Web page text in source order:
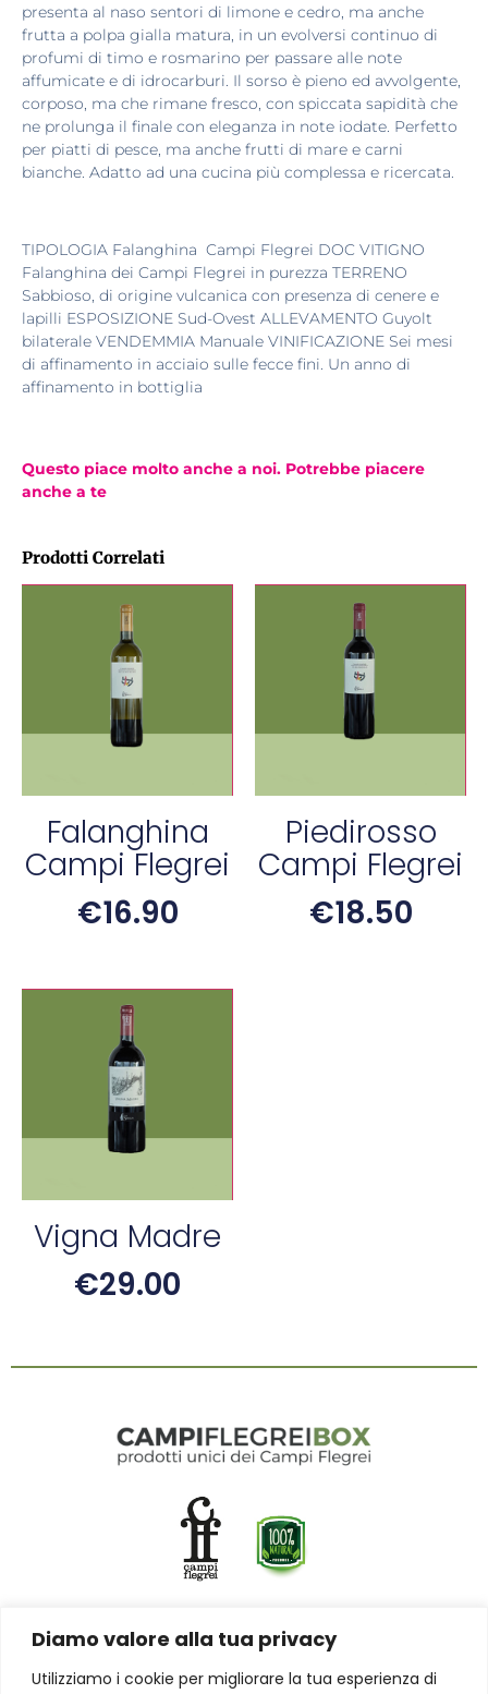
Diamo valore alla tua privacy
Utilizziamo i cookie per migliorare la tua esperienza di
presenta al naso sentori di limone e cedro, ma anche
frutta a polpa gialla matura, in un evolversi continuo di
profumi di timo e rosmarino per passare alle note
affumicate e di idrocarburi. Il sorso è pieno ed avvolgente,
corposo, ma che rimane fresco, con spiccata sapidità che
ne prolunga il finale con eleganza in note iodate. Perfetto
per piatti di pesce, ma anche frutti di mare e carni
bianche. Adatto ad una cucina più complessa e ricercata.
TIPOLOGIA Falanghina Campi Flegrei DOC VITIGNO
Falanghina dei Campi Flegrei in purezza TERRENO
Sabbioso, di origine vulcanica con presenza di cenere e
lapilli ESPOSIZIONE Sud-Ovest ALLEVAMENTO Guyolt
bilaterale VENDEMMIA Manuale VINIFICAZIONE Sei mesi
di affinamento in acciaio sulle fecce fini. Un anno di
affinamento in bottiglia
Questo piace molto anche a noi. Potrebbe piacere
anche a te
Prodotti Correlati
Falanghina
Campi Flegrei
€16.90
Piedirosso
Campi Flegrei
€18.50
Vigna Madre
€29.00
CONTATTACI